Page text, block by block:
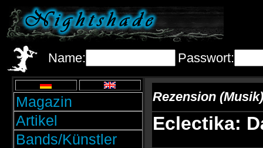
Name: Passwort:
Magazin
Artikel
Bands/Künstler
Rezension (Musik)
Eclectika: